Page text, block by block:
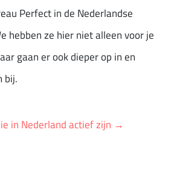
Perfect in de Nederlandse
hebben ze hier niet alleen voor je
gaan er ook dieper op in en
bij.
in Nederland actief zijn →